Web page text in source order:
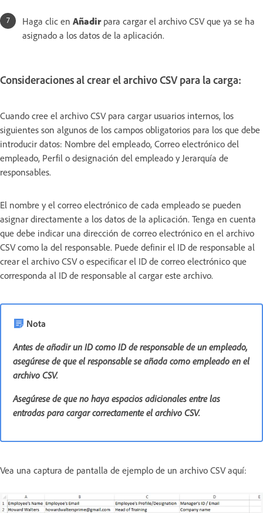
Haga clic en Añadir para cargar el archivo CSV que ya se ha
asignado a los datos de la aplicación.
Consideraciones al crear el archivo CSV para la carga:
Cuando cree el archivo CSV para cargar usuarios internos, los
siguientes son algunos de los campos obligatorios para los que debe
introducir datos: Nombre del empleado, Correo electrónico del
empleado, Perfil o designación del empleado y Jerarquía de
responsables.
El nombre y el correo electrónico de cada empleado se pueden
asignar directamente a los datos de la aplicación. Tenga en cuenta
que debe indicar una dirección de correo electrónico en el archivo
CSV como la del responsable. Puede definir el ID de responsable al
crear el archivo CSV o especificar el ID de correo electrónico que
corresponda al ID de responsable al cargar este archivo.
Nota
Antes de añadir un ID como ID de responsable de un empleado,
asegúrese de que el responsable se añada como empleado en el
archivo CSV.
Asegúrese de que no haya espacios adicionales entre las
entradas para cargar correctamente el archivo CSV.
Vea una captura de pantalla de ejemplo de un archivo CSV aquí: